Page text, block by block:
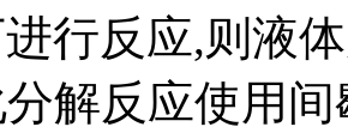
行反应,则液
解反应使用